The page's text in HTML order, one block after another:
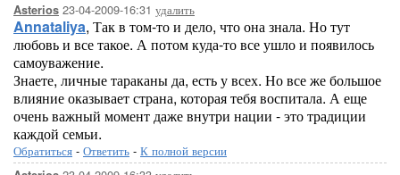
Asterios 23-04-2009-16:31 удалить
Annataliya, Так в том-то и дело, что она знала. Но тут
любовь и все такое. А потом куда-то все ушло и появилось
самоуважение.
Знаете, личные тараканы да, есть у всех. Но все же большое
влияние оказывает страна, которая тебя воспитала. А еще
очень важный момент даже внутри нации - это традиции
каждой семьи.
Обратиться - Ответить - К полной версии